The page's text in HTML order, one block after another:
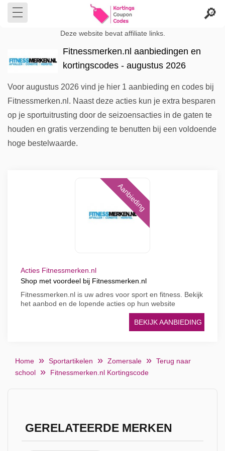
Deze website bevat affiliate links.
Fitnessmerken.nl aanbiedingen en
kortingscodes - augustus 2026
Voor augustus 2026 vind je hier 1 aanbieding en codes bij
Fitnessmerken.nl. Naast deze acties kun je extra besparen
op je sportuitrusting door de seizoensacties in de gaten te
houden en gratis verzending te benutten bij een voldoende
hoge bestelwaarde.
Aanbieding
Acties Fitnessmerken.nl
Shop met voordeel bij Fitnessmerken.nl
Fitnessmerken.nl is uw adres voor sport en fitness. Bekijk
het aanbod en de lopende acties op hun website
BEKIJK AANBIEDING
Home Sportartikelen Zomersale
Terug naar
school
Fitnessmerken.nl Kortingscode
GERELATEERDE MERKEN